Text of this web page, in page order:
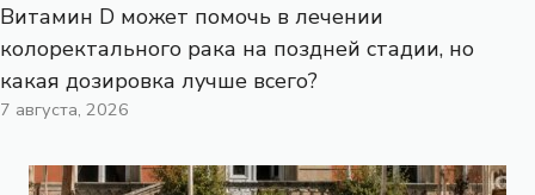
Витамин D может помочь в лечении
колоректального рака на поздней стадии, но
какая дозировка лучше всего?
7 августа, 2026